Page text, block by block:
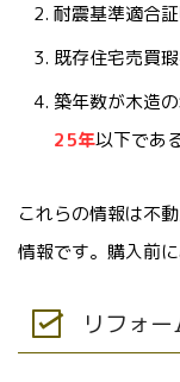
耐震基準適合
既存住宅売買
築年数が木造
25年以下であ
これらの情報は不
情報です。購入前
リフォ